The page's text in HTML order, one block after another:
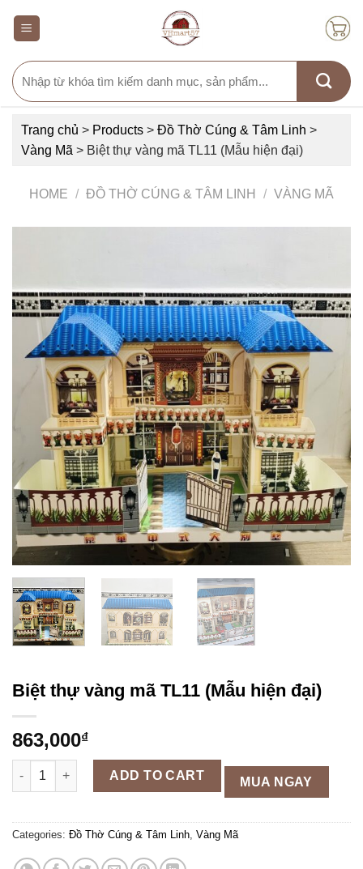
Search
for:
Trang chủ > Products > Đồ Thờ Cúng & Tâm Linh >
Vàng Mã > Biệt thự vàng mã TL11 (Mẫu hiện đại)
HOME / ĐỒ THỜ CÚNG & TÂM LINH / VÀNG MÃ
Biệt thự vàng mã TL11 (Mẫu hiện đại)
863,000₫
Biệt thự vàng mã TL11 (Mẫu hiện đại) quantity
ADD TO CART MUA NGAY
Categories: Đồ Thờ Cúng & Tâm Linh Vàng Mã